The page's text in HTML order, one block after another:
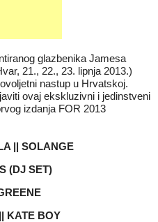
glazbenika Jamesa
21., 22., 23. lipnja 2013.)
nastup u Hrvatskoj.
ovaj ekskluzivni i jedinstveni
izdanja FOR 2013
|| SOLANGE
(DJ SET)
KATE BOY